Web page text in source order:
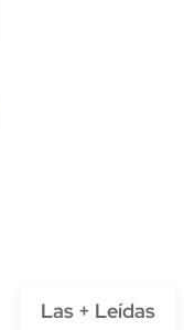
Las + Leídas